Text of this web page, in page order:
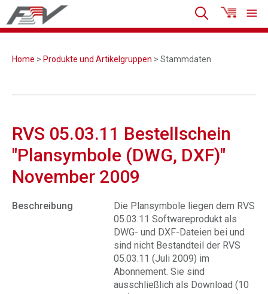
Home > Produkte und Artikelgruppen > Stammdaten
RVS 05.03.11 Bestellschein
"Plansymbole (DWG, DXF)"
November 2009
Beschreibung
Die Plansymbole liegen dem RVS
05.03.11 Softwareprodukt als
DWG- und DXF-Dateien bei und
sind nicht Bestandteil der RVS
05.03.11 (Juli 2009) im
Abonnement. Sie sind
ausschließlich als Download (10